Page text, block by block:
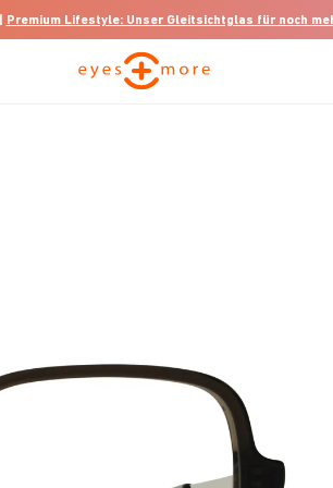
Premium Lifestyle: Unser Gleitsichtglas für noch